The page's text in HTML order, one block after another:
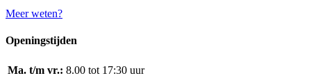
Meer weten?
Openingstijden
Ma. t/m vr.: 8.00 tot 17:30 uur